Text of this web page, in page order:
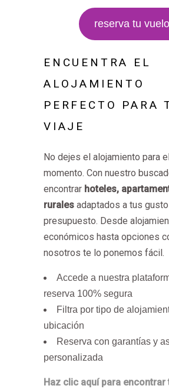
reserva tu vuelo
ENCUENTRA EL
ALOJAMIENTO
PERFECTO PARA
VIAJE
No dejes el alojamiento para
momento. Con nuestro
encontrar hoteles,
rurales adaptados a tus
presupuesto. Desde
económicos hasta opciones
nosotros te lo ponemos fácil.
Accede a nuestra
reserva 100% segura
Filtra por tipo de
ubicación
Reserva con garantías y
personalizada
Haz clic aquí para encontrar